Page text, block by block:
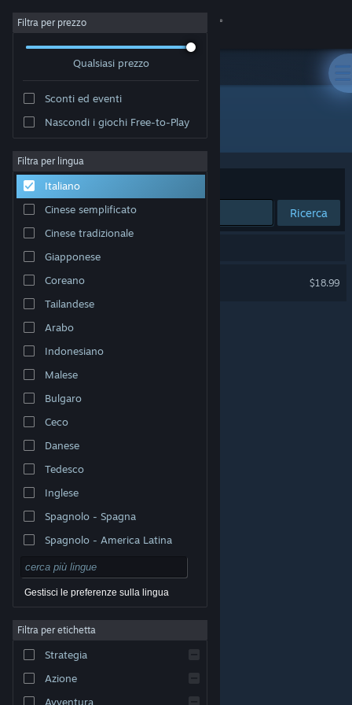
Accedi
Informazioni
Assistenza
Cambia la lingua
Ottieni l'app mobile di Steam
Visualizza il sito web per desktop
appartengono ai rispettivi proprietari negli Stati Uniti e
legali|
Steam| Rimborsi|
Filtra per prezzo
Qualsiasi prezzo
Sconti ed eventi
Nascondi i giochi Free-to-Play
Filtra per lingua
Italiano
Cinese semplificato
Cinese tradizionale
Giapponese
Coreano
Tailandese
Arabo
Indonesiano
Malese
Bulgaro
Ceco
Danese
Tedesco
Inglese
Spagnolo - Spagna
Spagnolo - America Latina
Gestisci le preferenze sulla lingua
Filtra per etichetta
Strategia
Azione
Avventura
Editore: TECHNICAL ARTS
Ordina per Rilevanza
Ricerca
$18.99